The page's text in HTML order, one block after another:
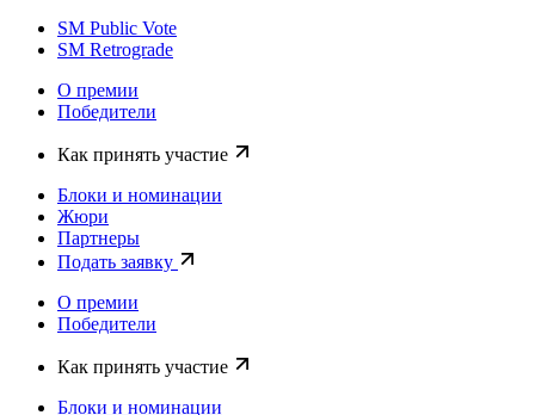
SM Public Vote
SM Retrograde
О премии
Победители
Как принять участие
Блоки и номинации
Жюри
Партнеры
Подать заявку
О премии
Победители
Как принять участие
Блоки и номинации